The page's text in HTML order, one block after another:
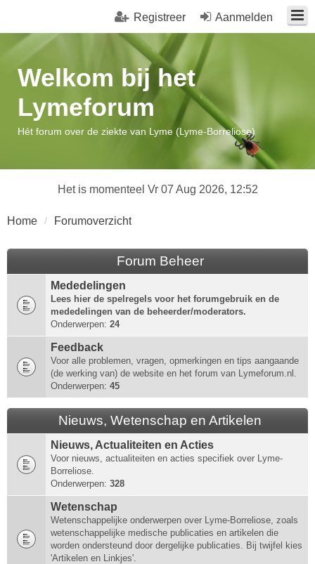
Aanmelden
Registreer
Welkom bij het
Lymeforum
Hét forum over de ziekte van Lyme (Lyme-Borreliose)
Het is momenteel Vr 07 Aug 2026, 12:52
Home Forumoverzicht
Forum Beheer
Mededelingen
Lees hier de spelregels voor het forumgebruik en de
mededelingen van de beheerder/moderators.
Onderwerpen: 24
Feedback
Voor alle problemen, vragen, opmerkingen en tips aangaande
(de werking van) de website en het forum van Lymeforum.nl.
Onderwerpen: 45
Nieuws, Wetenschap en Artikelen
Nieuws, Actualiteiten en Acties
Voor nieuws, actualiteiten en acties specifiek over Lyme-
Borreliose.
Onderwerpen: 328
Wetenschap
Wetenschappelijke onderwerpen over Lyme-Borreliose, zoals
wetenschappelijke medische publicaties en artikelen die
worden ondersteund door dergelijke publicaties. Bij twijfel kies
'Artikelen en Linkjes'.